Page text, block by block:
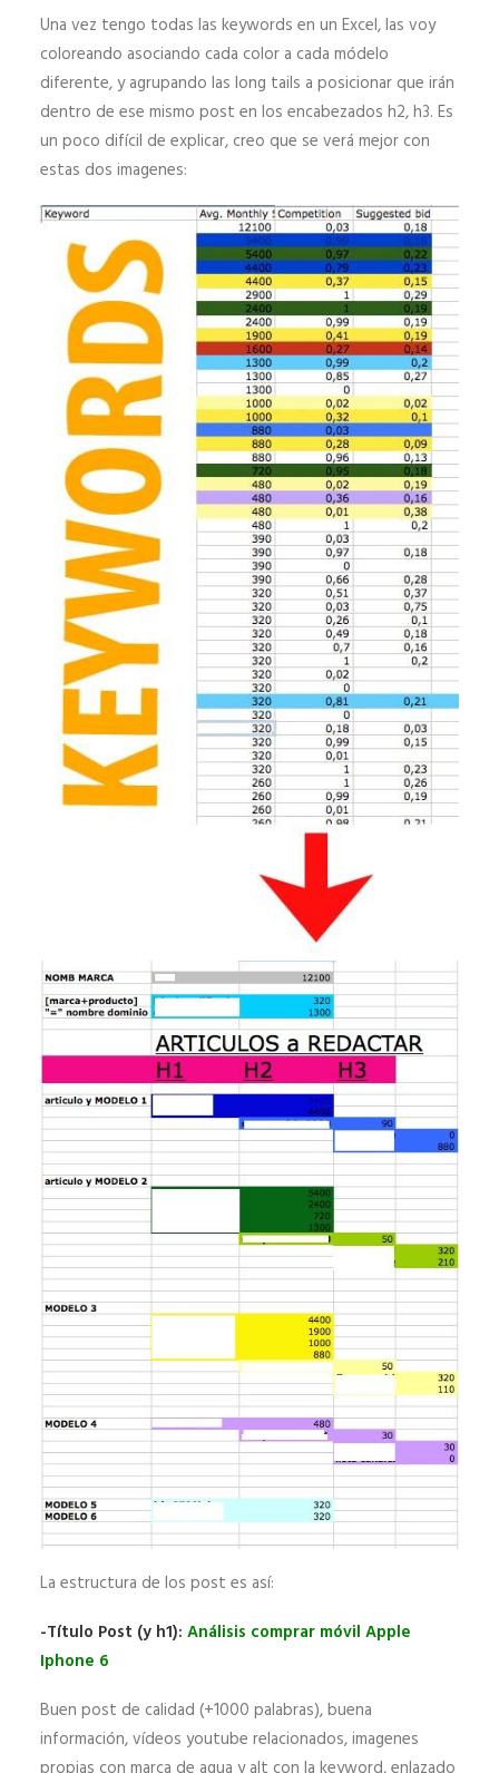
Una vez tengo todas las keywords en un Excel, las voy
coloreando asociando cada color a cada módelo
diferente, y agrupando las long tails a posicionar que irán
dentro de ese mismo post en los encabezados h2, h3. Es
un poco difícil de explicar, creo que se verá mejor con
estas dos imagenes:
La estructura de los post es así:
-Título Post (y h1): Análisis comprar móvil Apple
Iphone 6
Buen post de calidad (+1000 palabras), buena
información, vídeos youtube relacionados, imagenes